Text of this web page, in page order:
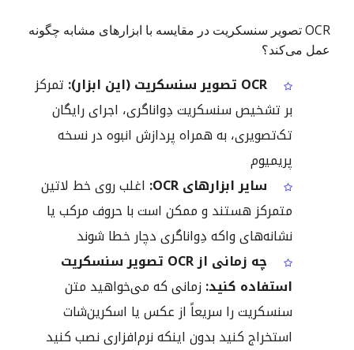
OCR تصویر سنسکریت در مقایسه با ابزارهای مشابه چگونه
عمل می‌کند؟
OCR تصویر سنسکریت (این ابزار):
تمرکز
بر تشخیص سنسکریت دِواناگری، اجرای رایگان
تک‌تصویری، به همراه پردازش انبوه در نسخه
پریمیوم
سایر ابزارهای OCR:
اغلب روی خط لاتین
متمرکز هستند و ممکن است با حروف مرکب یا
نشانه‌های واکه دِواناگری دچار خطا شوند
چه زمانی از OCR تصویر سنسکریت
استفاده کنید:زمانی که می‌خواهید متن
سنسکریت را سریعاً از عکس یا اسکرین‌شات
استخراج کنید بدون اینکه نرم‌افزاری نصب کنید